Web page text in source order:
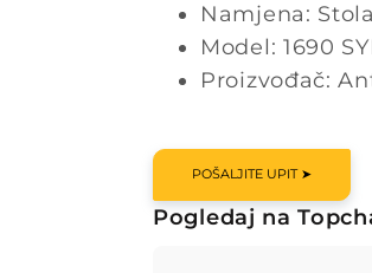
Namjena:
Model: 1690
Proizvođač:
POŠALJITE UPIT ➤
Pogledaj na